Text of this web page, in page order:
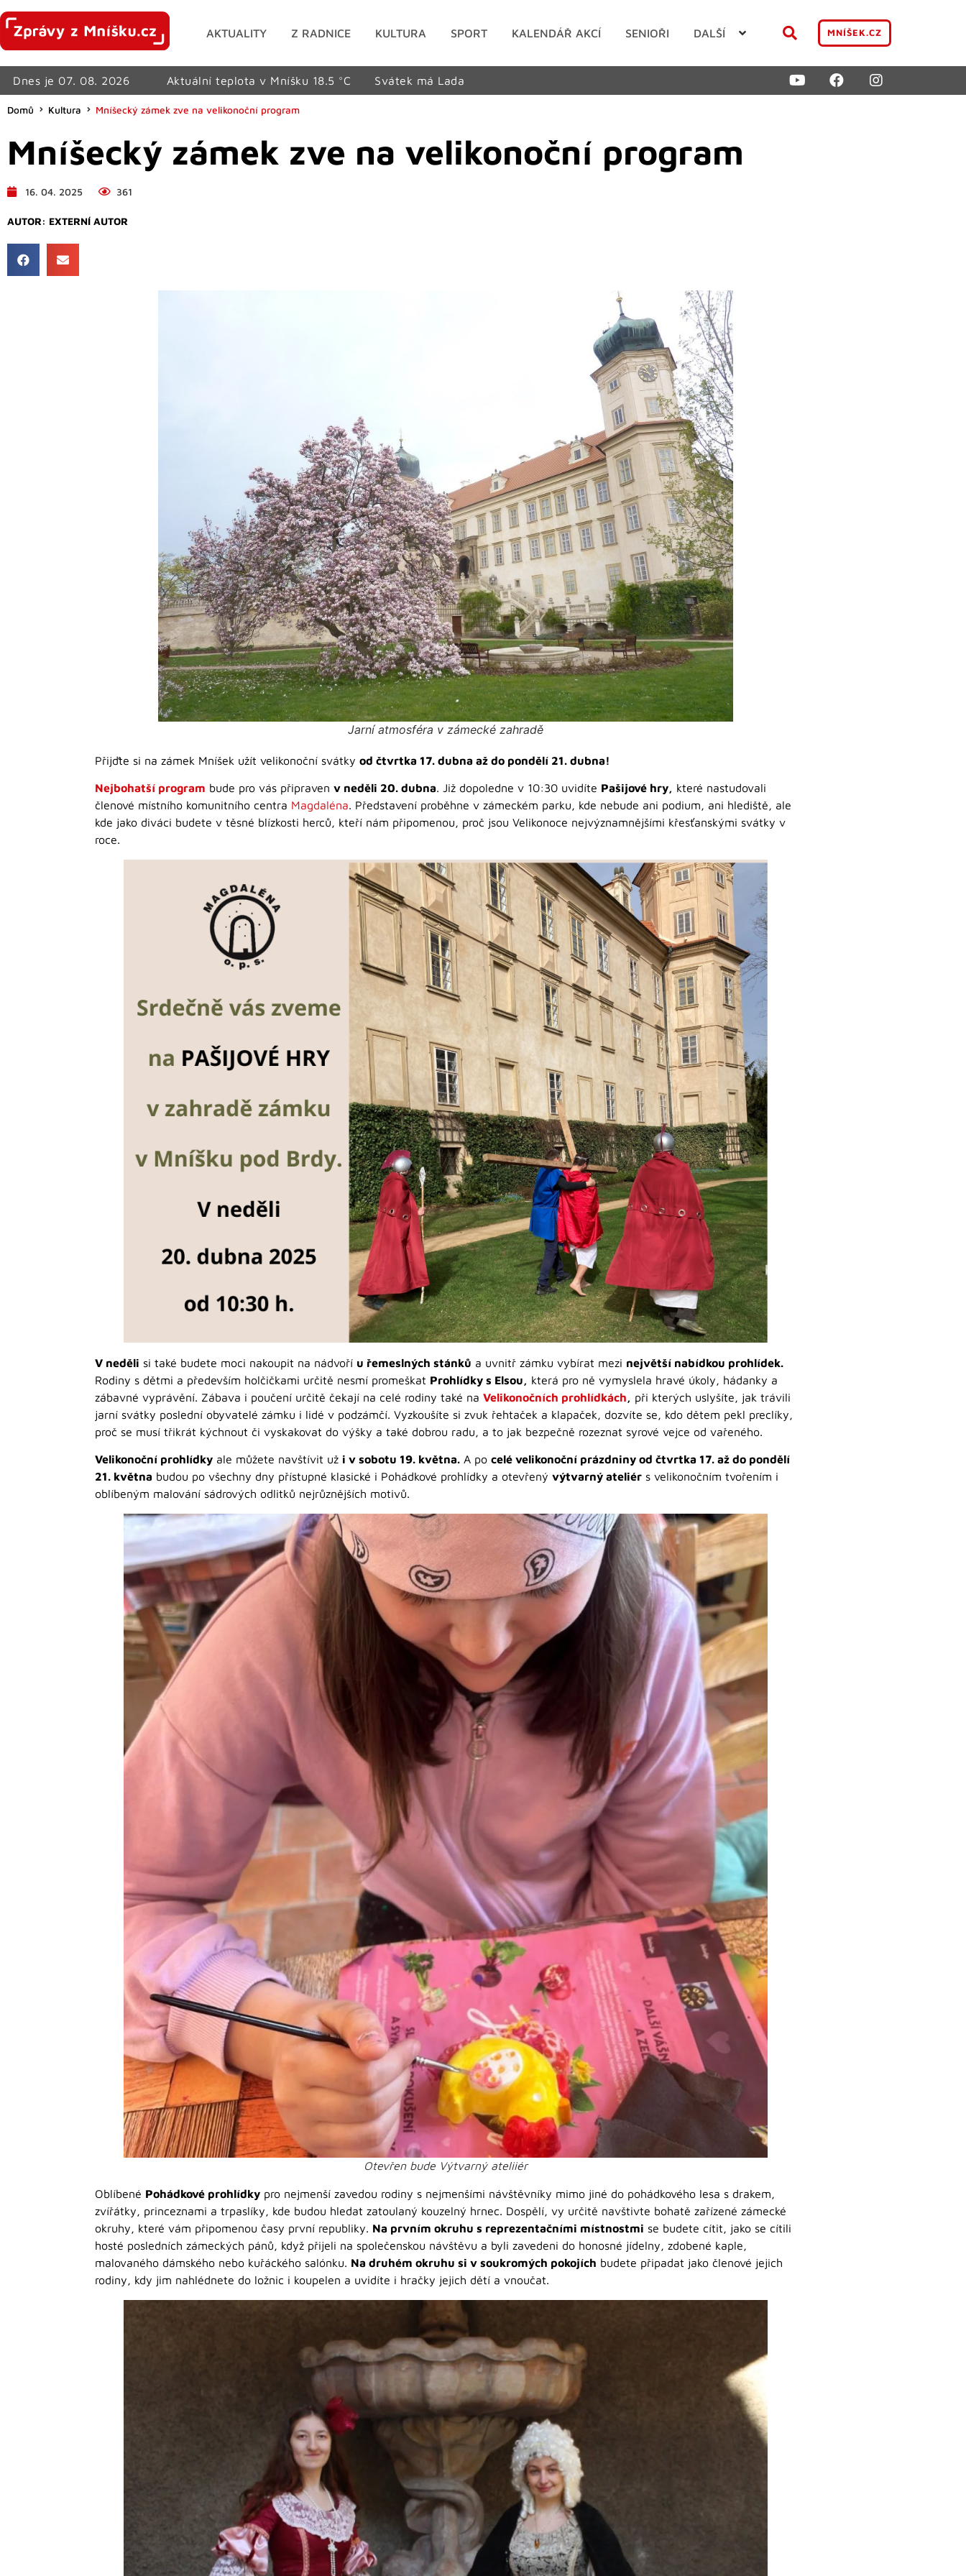
AKTUALITY Z RADNICE KULTURA SPORT KALENDÁŘ AKCÍ SENIOŘI DALŠÍ MNÍŠEK.CZ
Dnes je 07. 08. 2026 Aktuální teplota v Mníšku 18.5 °C Svátek má Lada
Domů Kultura Mníšecký zámek zve na velikonoční program
Mníšecký zámek zve na velikonoční program
16. 04. 2025 361
AUTOR: EXTERNÍ AUTOR
Jarní atmosféra v zámecké zahradě
Přijďte si na zámek Mníšek užít velikonoční svátky od čtvrtka 17. dubna až do pondělí 21. dubna!
Nejbohatší program bude pro vás připraven v neděli 20. dubna. Již dopoledne v 10:30 uvidíte Pašijové hry, které nastudovali
členové místního komunitního centra Magdaléna. Představení proběhne v zámeckém parku, kde nebude ani podium, ani hlediště, ale
kde jako diváci budete v těsné blízkosti herců, kteří nám připomenou, proč jsou Velikonoce nejvýznamnějšími křesťanskými svátky v
roce.
V neděli si také budete moci nakoupit na nádvoří u řemeslných stánků a uvnitř zámku vybírat mezi největší nabídkou prohlídek.
Rodiny s dětmi a především holčičkami určitě nesmí promeškat Prohlídky s Elsou, která pro ně vymyslela hravé úkoly, hádanky a
zábavné vyprávění. Zábava i poučení určitě čekají na celé rodiny také na Velikonočních prohlídkách, při kterých uslyšíte, jak trávili
jarní svátky poslední obyvatelé zámku i lidé v podzámčí. Vyzkoušíte si zvuk řehtaček a klapaček, dozvíte se, kdo dětem pekl preclíky,
proč se musí třikrát kýchnout či vyskakovat do výšky a také dobrou radu, a to jak bezpečně rozeznat syrové vejce od vařeného.
Velikonoční prohlídky ale můžete navštívit už i v sobotu 19. května. A po celé velikonoční prázdniny od čtvrtka 17. až do pondělí
21. května budou po všechny dny přístupné klasické i Pohádkové prohlídky a otevřený výtvarný ateliér s velikonočním tvořením i
oblíbeným malování sádrových odlitků nejrůznějších motivů.
Otevřen bude Výtvarný ateliiér
Oblíbené Pohádkové prohlídky pro nejmenší zavedou rodiny s nejmenšími návštěvníky mimo jiné do pohádkového lesa s drakem,
zvířátky, princeznami a trpaslíky, kde budou hledat zatoulaný kouzelný hrnec. Dospělí, vy určitě navštivte bohatě zařízené zámecké
okruhy, které vám připomenou časy první republiky. Na prvním okruhu s reprezentačními místnostmi se budete cítit, jako se cítili
hosté posledních zámeckých pánů, když přijeli na společenskou návštěvu a byli zavedeni do honosné jídelny, zdobené kaple,
malovaného dámského nebo kuřáckého salónku. Na druhém okruhu si v soukromých pokojích budete připadat jako členové jejich
rodiny, kdy jim nahlédnete do ložnic i koupelen a uvidíte i hračky jejich dětí a vnoučat.